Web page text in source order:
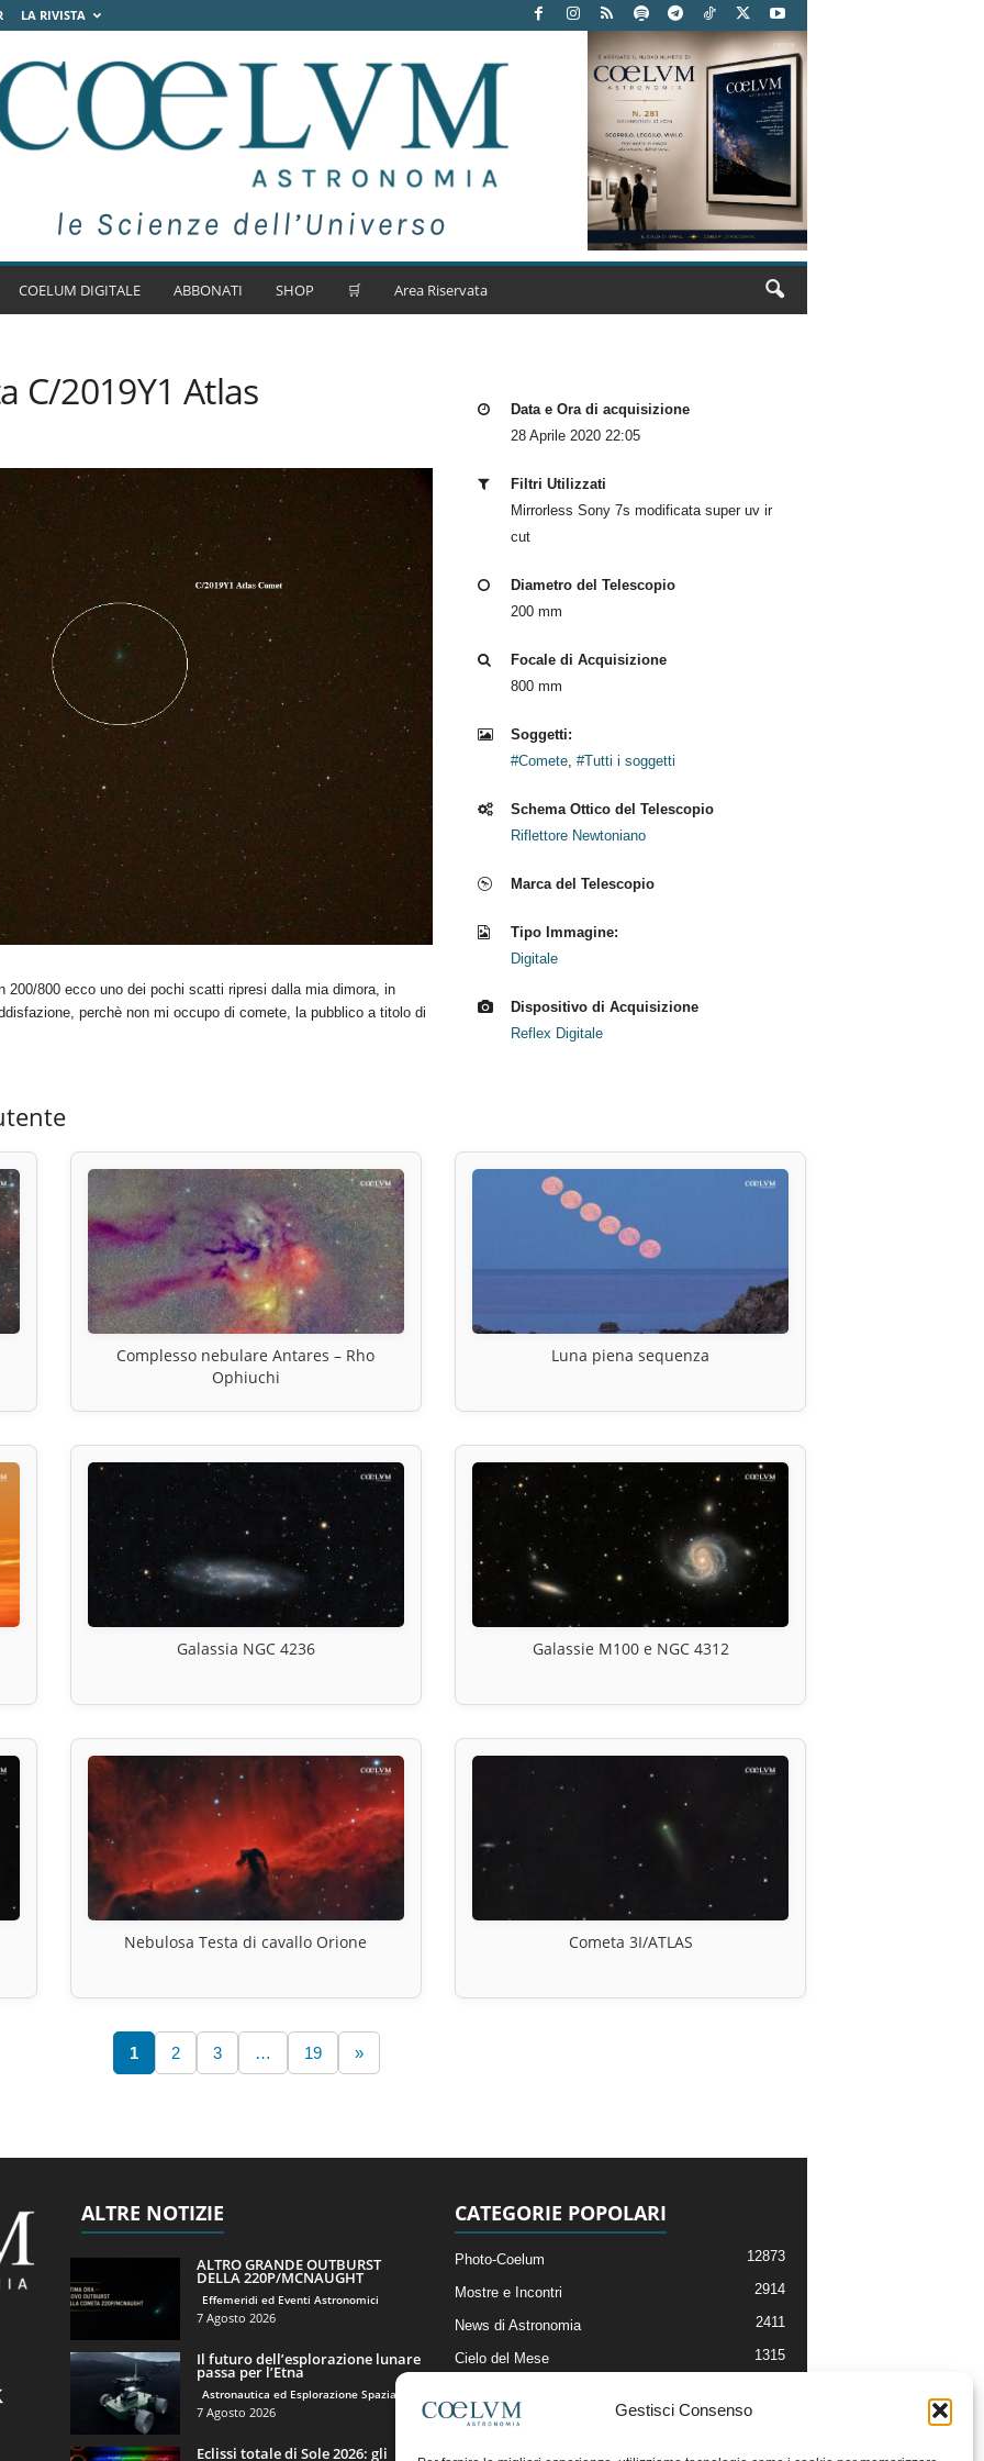
Gestisci Consenso
LA RIVISTA
COELUM DIGITALE ABBONATI SHOP 🛒 Area Riservata
C/2019Y1 Atlas
200/800 ecco uno dei pochi scatti ripresi dalla mia dimora, in
perchè non mi occupo di comete, la pubblico a titolo di
Data e Ora di acquisizione
28 Aprile 2020 22:05
Filtri Utilizzati
Mirrorless Sony 7s modificata super uv ir
cut
Diametro del Telescopio
200 mm
Focale di Acquisizione
800 mm
Soggetti:
#Comete, #Tutti i soggetti
Schema Ottico del Telescopio
Riflettore Newtoniano
Marca del Telescopio
Tipo Immagine:
Digitale
Dispositivo di Acquisizione
Reflex Digitale
Complesso nebulare Antares – Rho
Ophiuchi
Luna piena sequenza
Galassia NGC 4236 Galassie M100 e NGC 4312
Nebulosa Testa di cavallo Orione Cometa 3I/ATLAS
1 2 3 … 19 »
ALTRE NOTIZIE
ALTRO GRANDE OUTBURST
DELLA 220P/MCNAUGHT
Effemeridi ed Eventi Astronomici
7 Agosto 2026
Il futuro dell’esplorazione lunare
passa per l’Etna
Astronautica ed Esplorazione Spaziale
7 Agosto 2026
Eclissi totale di Sole 2026: gli
CATEGORIE POPOLARI
Photo-Coelum 12873
Mostre e Incontri 2914
News di Astronomia 2411
Cielo del Mese 1315
Articoli e Risorse On-Line
Il Blog della Redazione